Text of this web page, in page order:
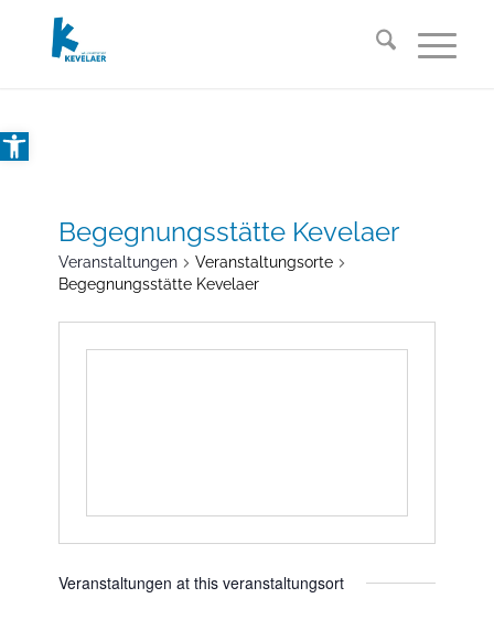
Open toolbar
Begegnungsstätte Kevelaer
Veranstaltungen
Veranstaltungsorte
Begegnungsstätte Kevelaer
Veranstaltungen at this veranstaltungsort